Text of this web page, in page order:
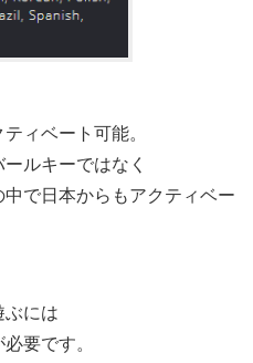
ィベート可能。
ルキーではなく
で日本からもアクティベー
には
要です。